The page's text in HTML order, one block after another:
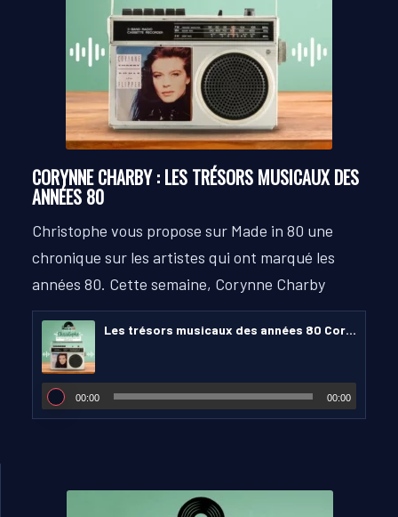
CORYNNE CHARBY : LES TRÉSORS MUSICAUX DES
ANNÉES 80
Christophe vous propose sur Made in 80 une
chronique sur les artistes qui ont marqué les
années 80. Cette semaine, Corynne Charby
Les trésors musicaux des années 80 Corynne Charby
00:00 00:00